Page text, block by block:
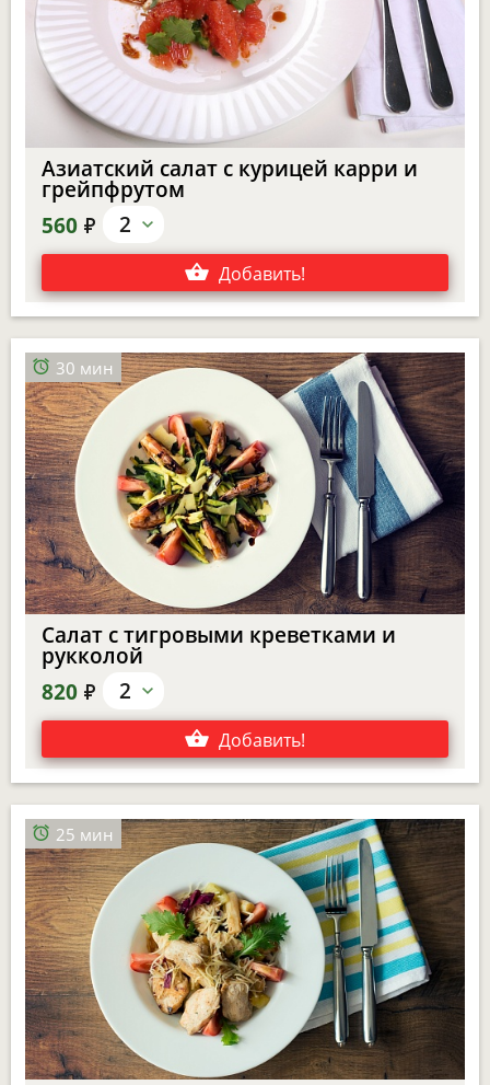
Азиатский салат с курицей карри и
грейпфрутом
560 е 2
Добавить!
30 мин
Салат с тигровыми креветками и
рукколой
820 е 2
Добавить!
25 мин